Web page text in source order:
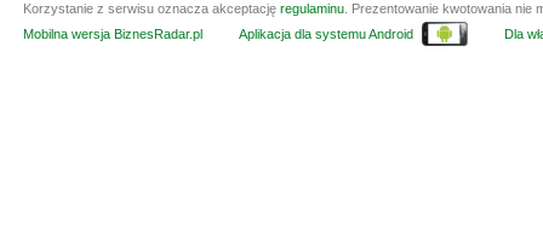
Korzystanie z serwisu oznacza akceptację regulaminu . Prezentowanie kwotowania
Mobilna wersja BiznesRadar.pl
Aplikacja dla systemu Android Dla